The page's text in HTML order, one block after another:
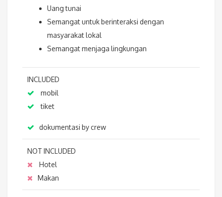
Uang tunai
Semangat untuk berinteraksi dengan
masyarakat lokal
Semangat menjaga lingkungan
INCLUDED
mobil
tiket
dokumentasi by crew
NOT INCLUDED
Hotel
Makan